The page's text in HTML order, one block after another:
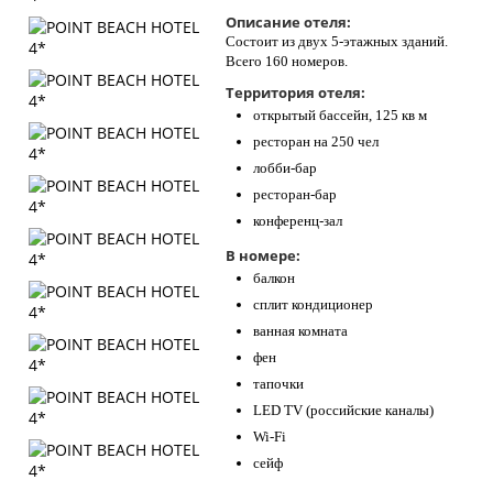
Описание отеля:
Состоит из двух 5-этажных зданий.
Всего 160 номеров.
Территория отеля:
открытый бассейн, 125 кв м
ресторан на 250 чел
лобби-бар
ресторан-бар
конференц-зал
В номере:
балкон
сплит кондиционер
ванная комната
фен
тапочки
LED TV (российские каналы)
Wi-Fi
сейф